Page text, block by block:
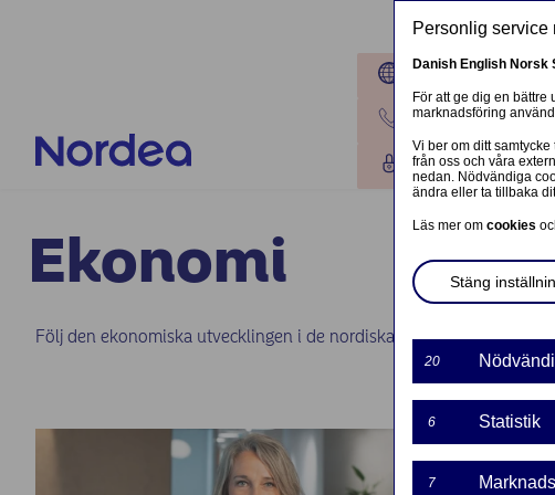
Kontakta oss
Logga in
Ekonomi
Följ den ekonomiska utvecklingen i de nordiska länderna och i
Personlig service
Danish English Norsk
För att ge dig en
marknadsföring
Vi ber om ditt
från oss och våra
nedan. Nödvändiga
ändra eller ta tillbaka
Läs mer om cookies
Stäng
20
6 Statistik
7